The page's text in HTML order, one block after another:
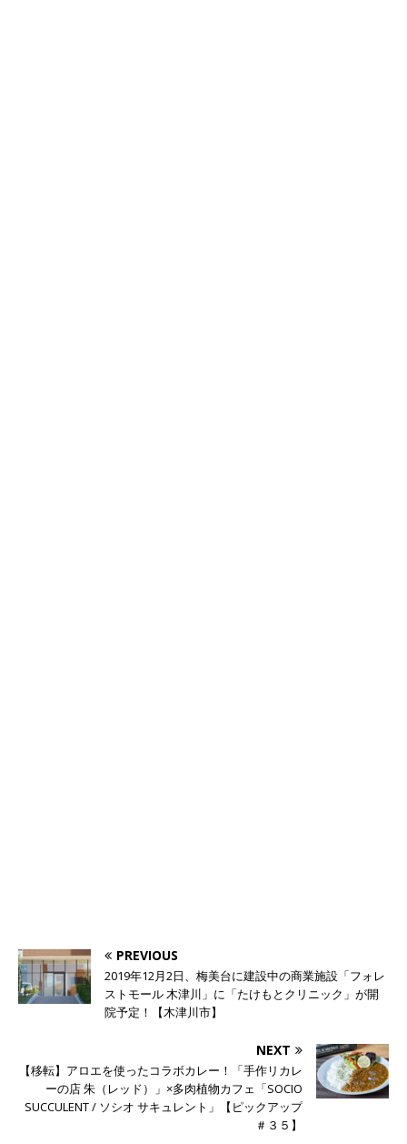
PREVIOUS
2019年12月2日、梅美台に建設中の商業施設「フォレ
ストモール 木津川」に「たけもとクリニック」が開
院予定！【木津川市】
NEXT
【移転】アロエを使ったコラボカレー！「手作リカレ
ーの店 朱（レッド）」×多肉植物カフェ「SOCIO
SUCCULENT / ソシオ サキュレント」【ピックアップ
＃３５】